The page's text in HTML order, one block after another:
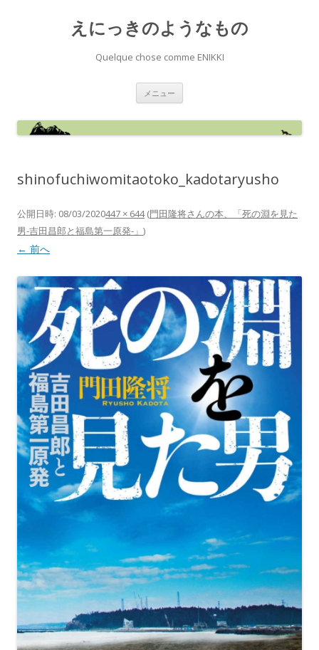
えにっきのようなもの
Quelque chose comme ENIKKI
メニュー
ン
へ
プ
shinofuchiwomitaotoko_kadotaryusho
公開日時: 08/03/2020447 × 644(門田隆将さんの本、「死の淵を見た
男-吉田昌郎と福島第一原発-」 )
← 前へ